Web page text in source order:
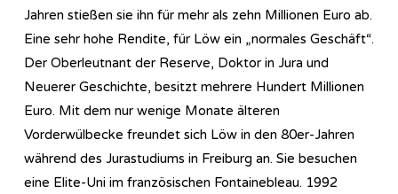
Jahren stießen sie ihn für mehr als zehn Millionen Euro ab.
Eine sehr hohe Rendite, für Löw ein „normales Geschäft“.
Der Oberleutnant der Reserve, Doktor in Jura und
Neuerer Geschichte, besitzt mehrere Hundert Millionen
Euro. Mit dem nur wenige Monate älteren
Vorderwülbecke freundet sich Löw in den 80er-Jahren
während des Jurastudiums in Freiburg an. Sie besuchen
eine Elite-Uni im französischen Fontainebleau. 1992